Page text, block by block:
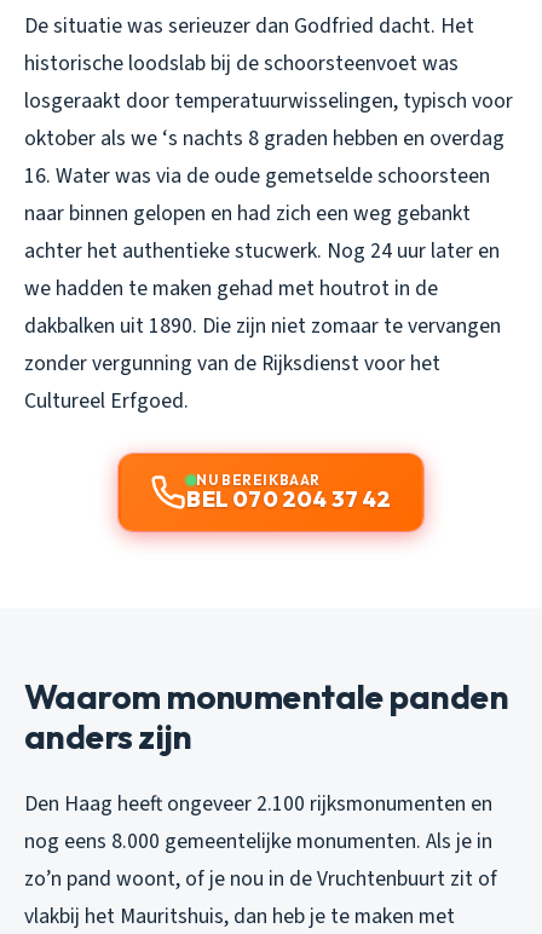
De situatie was serieuzer dan Godfried dacht. Het
historische loodslab bij de schoorsteenvoet was
losgeraakt door temperatuurwisselingen, typisch voor
oktober als we ‘s nachts 8 graden hebben en overdag
16. Water was via de oude gemetselde schoorsteen
naar binnen gelopen en had zich een weg gebankt
achter het authentieke stucwerk. Nog 24 uur later en
we hadden te maken gehad met houtrot in de
dakbalken uit 1890. Die zijn niet zomaar te vervangen
zonder vergunning van de Rijksdienst voor het
Cultureel Erfgoed.
NU BEREIKBAAR
BEL 070 204 37 42
Waarom monumentale panden
anders zijn
Den Haag heeft ongeveer 2.100 rijksmonumenten en
nog eens 8.000 gemeentelijke monumenten. Als je in
zo’n pand woont, of je nou in de Vruchtenbuurt zit of
vlakbij het Mauritshuis, dan heb je te maken met